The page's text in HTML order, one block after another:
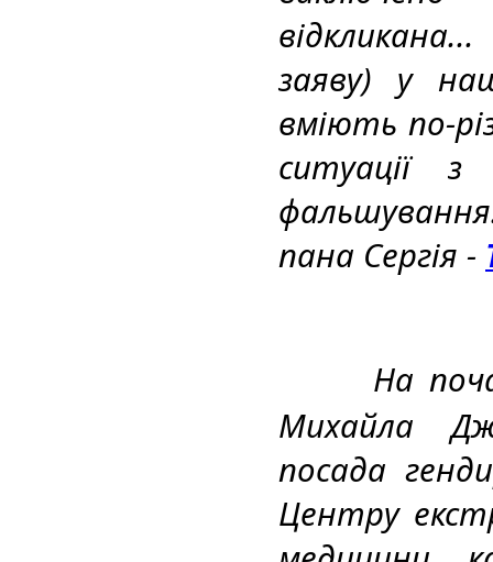
заяву) у
вміють по-
ситуації з
пана Сергія -
На
Михайла
посада
Центру